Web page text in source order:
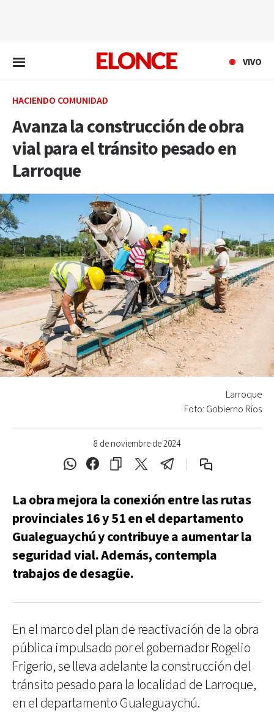
VIVO
HACIENDO COMUNIDAD
Avanza la construcción de obra
vial para el tránsito pesado en
Larroque
8 de noviembre de 2024
Larroque
Foto: Gobierno Ríos
La obra mejora la conexión entre las rutas
provinciales 16 y 51 en el departamento
Gualeguaychú y contribuye a aumentar la
seguridad vial. Además, contempla
trabajos de desagüe.
En el marco del plan de reactivación de la obra
pública impulsado por el gobernador Rogelio
Frigerio, se lleva adelante la construcción del
tránsito pesado para la localidad de Larroque,
en el departamento Gualeguaychú.